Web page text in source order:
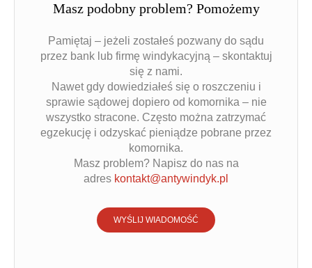
Masz podobny problem? Pomożemy
Pamiętaj – jeżeli zostałeś pozwany do sądu
przez bank lub firmę windykacyjną – skontaktuj
się z nami.
Nawet gdy dowiedziałeś się o roszczeniu i
sprawie sądowej dopiero od komornika – nie
wszystko stracone. Często można zatrzymać
egzekucję i odzyskać pieniądze pobrane przez
komornika.
Masz problem? Napisz do nas na
adres kontakt@antywindyk.pl
WYŚLIJ WIADOMOŚĆ